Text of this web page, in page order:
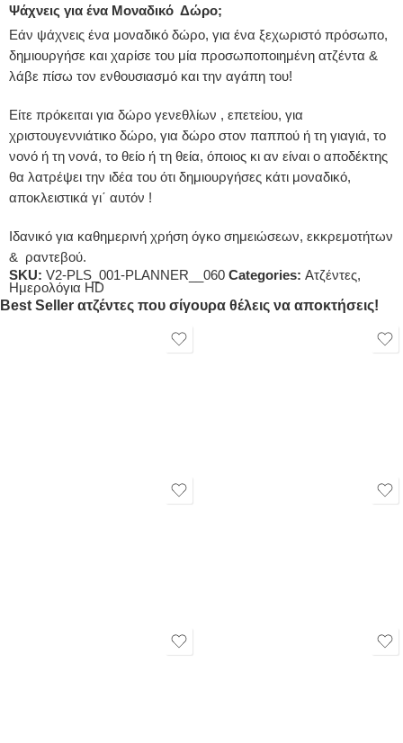
Ψάχνεις για ένα Μοναδικό Δώρο;
Εάν ψάχνεις ένα μοναδικό δώρο, για ένα ξεχωριστό πρόσωπο,
δημιουργήσε και χαρίσε του μία προσωποποιημένη ατζέντα &
λάβε πίσω τον ενθουσιασμό και την αγάπη του!
Είτε πρόκειται για δώρο γενεθλίων , επετείου, για
χριστουγεννιάτικο δώρο, για δώρο στον παππού ή τη γιαγιά, το
νονό ή τη νονά, το θείο ή τη θεία, όποιος κι αν είναι ο αποδέκτης
θα λατρέψει την ιδέα του ότι δημιουργήσες κάτι μοναδικό,
αποκλειστικά γι΄ αυτόν !
Ιδανικό για καθημερινή χρήση όγκο σημειώσεων, εκκρεμοτήτων
& ραντεβού.
SKU: V2-PLS_001-PLANNER__060 Categories: Ατζέντες,
Ημερολόγια HD
Best Seller ατζέντες που σίγουρα θέλεις να αποκτήσεις!